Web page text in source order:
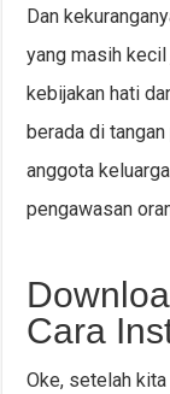
Dan
yang masih
kebijakan hati
berada di
anggota
pengawasan
Cara
Oke, setelah